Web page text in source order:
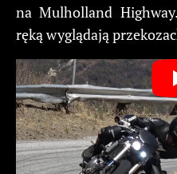
na Mulholland
ręką wyglądają